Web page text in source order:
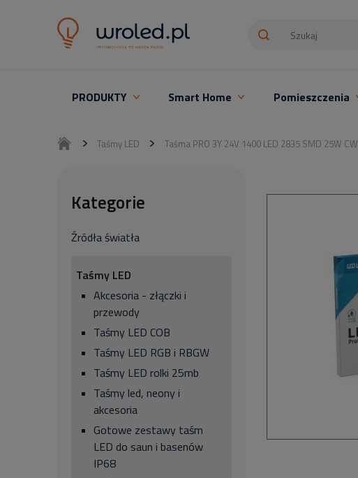
PRODUKTY Smart Home Pomieszczenia
Taśmy LED Taśma PRO 3Y 24V 1400 LED 2835 SMD 25W CW
Kategorie
Źródła światła
Taśmy LED
Akcesoria - złączki i
przewody
Taśmy LED COB
Taśmy LED RGB i RBGW
Taśmy LED rolki 25mb
Taśmy led, neony i
akcesoria
Gotowe zestawy taśm
LED do saun i basenów
IP68